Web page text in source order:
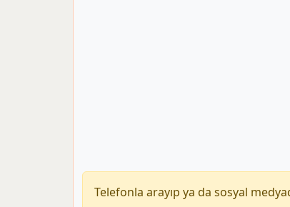
Telefonla arayıp ya da sosyal